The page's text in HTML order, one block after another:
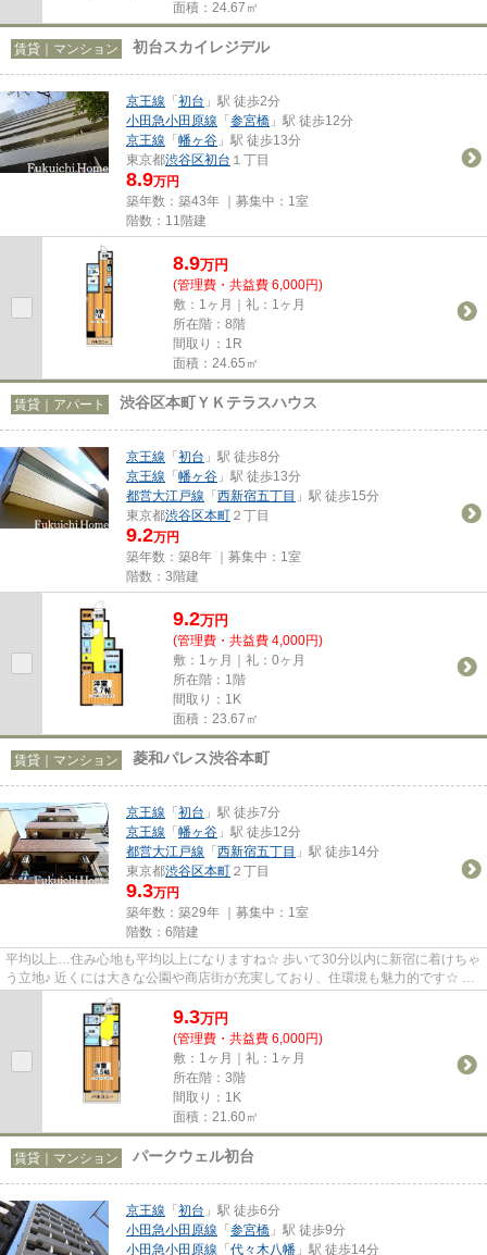
面積：24.67㎡
賃貸｜マンション 初台スカイレジデル
京王線 「初台 」駅 徒歩2分
小田急小田原線 「参宮橋 」駅 徒歩12分
京王線 「幡ヶ谷 」駅 徒歩13分
東京都渋谷区初台 １丁目
8.9万円
築年数：築43年 ｜募集中： 1室
階数：11階建
8.9万円
(管理費・共益費 6,000円)
敷：1ヶ月｜礼：1ヶ月
所在階：8階
間取り：1R
面積：24.65㎡
賃貸｜アパート 渋谷区本町ＹＫテラスハウス
京王線 「初台 」駅 徒歩8分
京王線 「幡ヶ谷 」駅 徒歩13分
都営大江戸線 「西新宿五丁目 」駅 徒歩15分
東京都渋谷区本町 ２丁目
9.2万円
築年数：築8年 ｜募集中： 1室
階数：3階建
9.2万円
(管理費・共益費 4,000円)
敷：1ヶ月｜礼：0ヶ月
所在階：1階
間取り：1K
面積：23.67㎡
賃貸｜マンション 菱和パレス渋谷本町
京王線 「初台 」駅 徒歩7分
京王線 「幡ヶ谷 」駅 徒歩12分
都営大江戸線 「西新宿五丁目 」駅 徒歩14分
東京都渋谷区本町 ２丁目
9.3万円
築年数：築29年 ｜募集中： 1室
階数：6階建
平均以上…住み心地も平均以上になりますね☆ 歩いて30分以内に新宿に着けちゃ
う立地♪ 近くには大きな公園や商店街が充実しており、住環境も魅力的です☆ 1
人暮らしの方には大変便利な宅...
9.3万円
(管理費・共益費 6,000円)
敷：1ヶ月｜礼：1ヶ月
所在階：3階
間取り：1K
面積：21.60㎡
賃貸｜マンション パークウェル初台
京王線 「初台 」駅 徒歩6分
小田急小田原線 「参宮橋 」駅 徒歩9分
小田急小田原線 「代々木八幡 」駅 徒歩14分